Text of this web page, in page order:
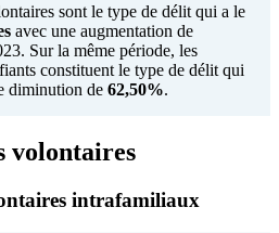
sont le type de délit qui a le
avec une augmentation de
Sur la même période, les
constituent le type de délit qui
diminution de 62,50%.
volontaires
intrafamiliaux